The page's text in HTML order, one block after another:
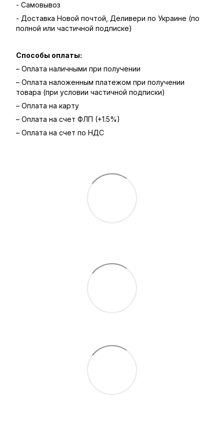
- Самовывоз
- Доставка Новой почтой, Деливери по Украине (по
полной или частичной подписке)
Способы оплаты:
– Оплата наличными при получении
– Оплата наложенным платежом при получении
товара (при условии частичной подписки)
– Оплата на карту
– Оплата на счет ФЛП (+1.5%)
– Оплата на счет по НДС